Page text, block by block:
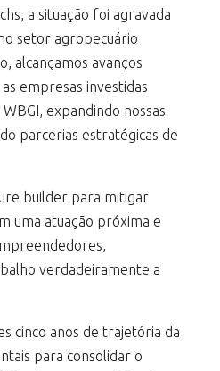
a situação foi agravada
setor agropecuário
alcançamos avanços
empresas investidas
expandindo nossas
parcerias estratégicas de
builder para mitigar
uma atuação próxima e
verdadeiramente a
cinco anos de trajetória da
para consolidar o